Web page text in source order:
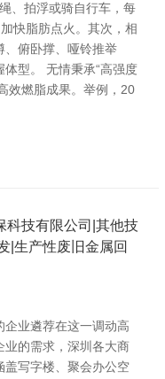
、拍浮或骑自行车，每
快脂肪点火。其次，相
、俯卧撑、哑铃推举
型。 无情秉承“高强度
效燃脂成果。举例，20
科技有限公司|其他技
|生产性废旧金属回
企业遴荐在这一调动高
业的需求，深圳各大商
盖写字楼、聚会办公空